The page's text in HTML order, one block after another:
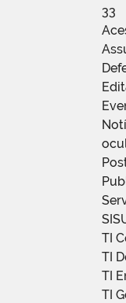
33
TI
TI
TI
TI